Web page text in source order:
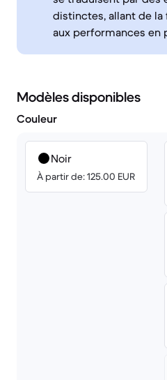
distinctes, allant de
aux performances en
Modèles disponibles
Couleur
Noir
À partir de: 125.00 EUR